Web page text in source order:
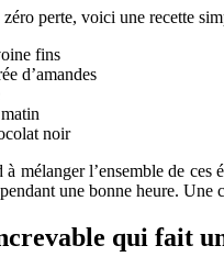
perte, voici une recette
fins
d’amandes
noir
à mélanger l’ensemble de
une bonne heure. Une
qui fait